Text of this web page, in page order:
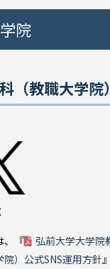
院
（教職大学院）
、『
弘前大学大学院
）公式SNS運用方針